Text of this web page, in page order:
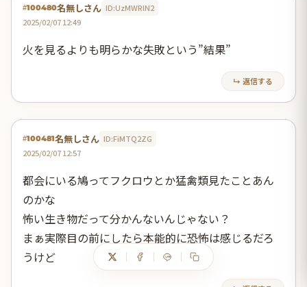
#100480名無しさん ID:UzMWRlN2
2025/02/07 12:49
火を見るよりも明らかな失敗という”結果”
↳ 返信する
#100481名無しさん ID:FiMTQ2ZG
2025/02/07 12:57
都会にいる鳩ってフクロウとか猛禽類見たことあん
のかな
怖い生き物だって分かんないんじゃない？
まぁ実際目の前にしたら本能的に恐怖は感じるだろ
うけど